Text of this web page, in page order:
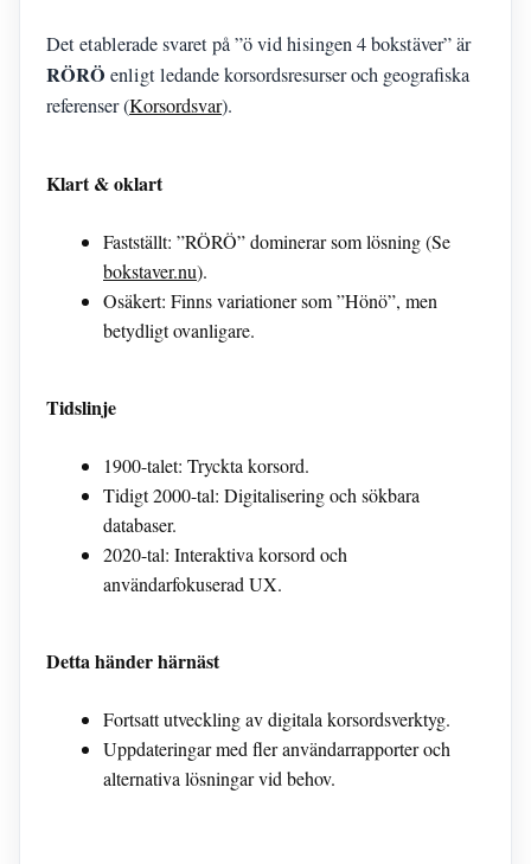
Det etablerade svaret på ”ö vid hisingen 4 bokstäver” är
RÖRÖ enligt ledande korsordsresurser och geografiska
referenser (Korsordsvar).
Klart & oklart
Fastställt: ”RÖRÖ” dominerar som lösning (Se
bokstaver.nu).
Osäkert: Finns variationer som ”Hönö”, men
betydligt ovanligare.
Tidslinje
1900-talet: Tryckta korsord.
Tidigt 2000-tal: Digitalisering och sökbara
databaser.
2020-tal: Interaktiva korsord och
användarfokuserad UX.
Detta händer härnäst
Fortsatt utveckling av digitala korsordsverktyg.
Uppdateringar med fler användarrapporter och
alternativa lösningar vid behov.